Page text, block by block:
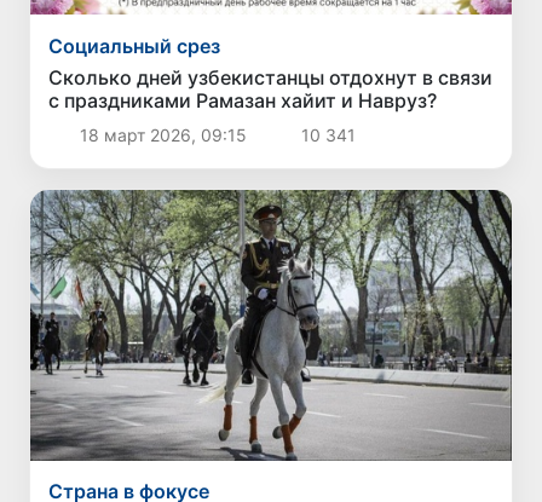
Социальный срез
Сколько дней узбекистанцы отдохнут в связи
с праздниками Рамазан хайит и Навруз?
18 март 2026, 09:15 10 341
Страна в фокусе